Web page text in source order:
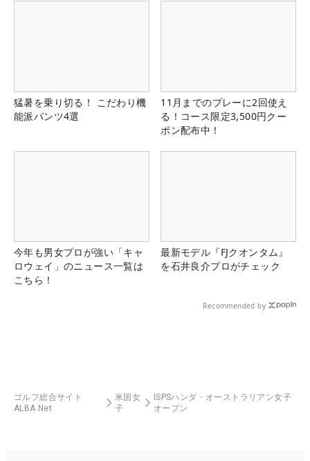
猛暑を乗り切る！ こだわり機
能派パンツ4選
11月までのプレーに2回使え
る！コース限定3,500円クー
ポン配布中！
今年も男女プロが強い「キャ
ロウェイ」のニュース一覧は
こちら！
最新モデル『FJクオンタム』
を石井良介プロがチェック
Recommended by
ゴルフ総合サイト
ALBA Net
米国女
子
ISPSハンダ・オーストラリアン女子
オープン